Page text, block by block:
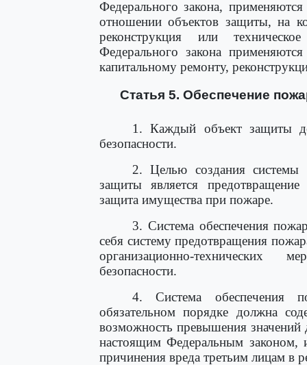
Федерального закона,
отношении объектов защиты, на
реконструкция или
Федерального закона
капитальному ремонту,
Статья 5. Обеспечение
1. Каждый объект защиты
безопасности.
2. Целью создания системы
защиты является
защита имущества при пожаре.
3. Система обеспечения
себя систему предотвращения
организационно-
безопасности.
4. Система обеспечения
обязательном порядке должна
возможность превышения значений
настоящим Федеральным законом,
причинения вреда третьим лицам в